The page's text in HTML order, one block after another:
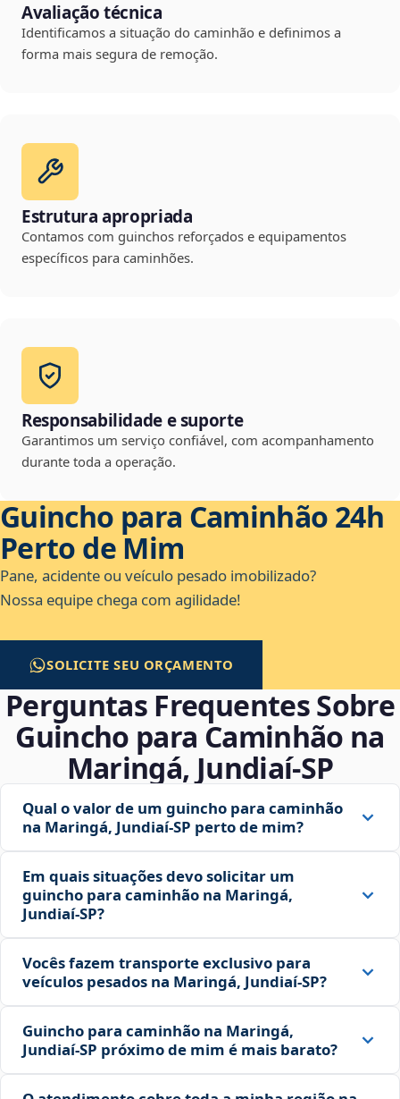
Avaliação técnica
Identificamos a situação do caminhão e definimos a
forma mais segura de remoção.
Estrutura apropriada
Contamos com guinchos reforçados e equipamentos
específicos para caminhões.
Responsabilidade e suporte
Garantimos um serviço confiável, com acompanhamento
durante toda a operação.
Guincho para Caminhão 24h
Perto de Mim
Pane, acidente ou veículo pesado imobilizado?
Nossa equipe chega com agilidade!
SOLICITE SEU ORÇAMENTO
Perguntas Frequentes Sobre
Guincho para Caminhão na
Maringá, Jundiaí‑SP
Qual o valor de um guincho para caminhão
na Maringá, Jundiaí‑SP perto de mim?
Em quais situações devo solicitar um
guincho para caminhão na Maringá,
Jundiaí‑SP?
Vocês fazem transporte exclusivo para
veículos pesados na Maringá, Jundiaí‑SP?
Guincho para caminhão na Maringá,
Jundiaí‑SP próximo de mim é mais barato?